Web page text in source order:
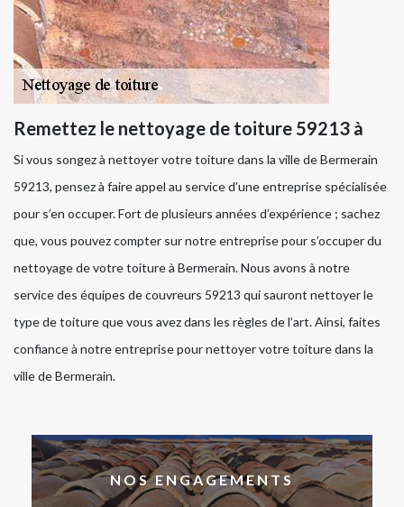
Remettez le nettoyage de toiture 59213 à
Si vous songez à nettoyer votre toiture dans la ville de Bermerain
59213, pensez à faire appel au service d’une entreprise spécialisée
pour s’en occuper. Fort de plusieurs années d’expérience ; sachez
que, vous pouvez compter sur notre entreprise pour s’occuper du
nettoyage de votre toiture à Bermerain. Nous avons à notre
service des équipes de couvreurs 59213 qui sauront nettoyer le
type de toiture que vous avez dans les règles de l’art. Ainsi, faites
confiance à notre entreprise pour nettoyer votre toiture dans la
ville de Bermerain.
NOS ENGAGEMENTS